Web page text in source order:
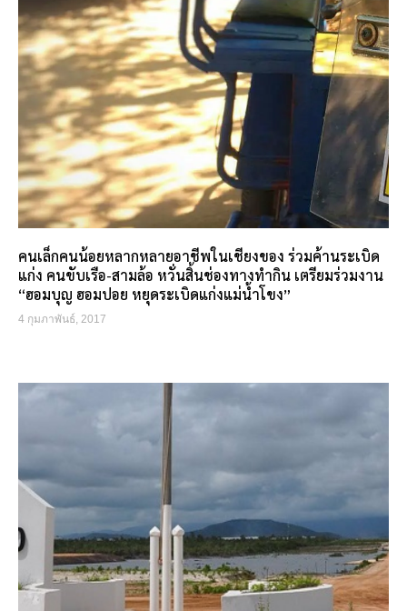
คนเล็กคนน้อยหลากหลายอาชีพในเชียงของ ร่วมค้านระเบิด
แก่ง คนขับเรือ-สามล้อ หวั่นสิ้นช่องทางทำกิน เตรียมร่วมงาน
“ฮอมบุญ ฮอมปอย หยุดระเบิดแก่งแม่น้ำโขง”
4 กุมภาพันธ์, 2017